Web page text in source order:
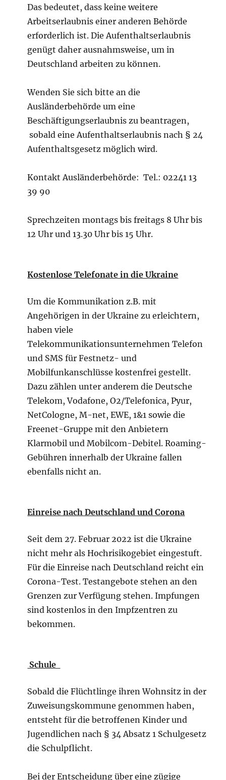
Das bedeutet, dass keine weitere
Arbeitserlaubnis einer anderen Behörde
erforderlich ist. Die Aufenthaltserlaubnis
genügt daher ausnahmsweise, um in
Deutschland arbeiten zu können.
Wenden Sie sich bitte an die
Ausländerbehörde um eine
Beschäftigungserlaubnis zu beantragen,
sobald eine Aufenthaltserlaubnis nach § 24
Aufenthaltsgesetz möglich wird.
Kontakt Ausländerbehörde: Tel.: 02241 13
39 90
Sprechzeiten montags bis freitags 8 Uhr bis
12 Uhr und 13.30 Uhr bis 15 Uhr.
Kostenlose Telefonate in die Ukraine
Um die Kommunikation z.B. mit
Angehörigen in der Ukraine zu erleichtern,
haben viele
Telekommunikationsunternehmen Telefon
und SMS für Festnetz- und
Mobilfunkanschlüsse kostenfrei gestellt.
Dazu zählen unter anderem die Deutsche
Telekom, Vodafone, O2/Telefonica, Pyur,
NetCologne, M-net, EWE, 1&1 sowie die
Freenet-Gruppe mit den Anbietern
Klarmobil und Mobilcom-Debitel. Roaming-
Gebühren innerhalb der Ukraine fallen
ebenfalls nicht an.
Einreise nach Deutschland und Corona
Seit dem 27. Februar 2022 ist die Ukraine
nicht mehr als Hochrisikogebiet eingestuft.
Für die Einreise nach Deutschland reicht ein
Corona-Test. Testangebote stehen an den
Grenzen zur Verfügung stehen. Impfungen
sind kostenlos in den Impfzentren zu
bekommen.
Schule
Sobald die Flüchtlinge ihren Wohnsitz in der
Zuweisungskommune genommen haben,
entsteht für die betroffenen Kinder und
Jugendlichen nach § 34 Absatz 1 Schulgesetz
die Schulpflicht.
Bei der Entscheidung über eine zügige